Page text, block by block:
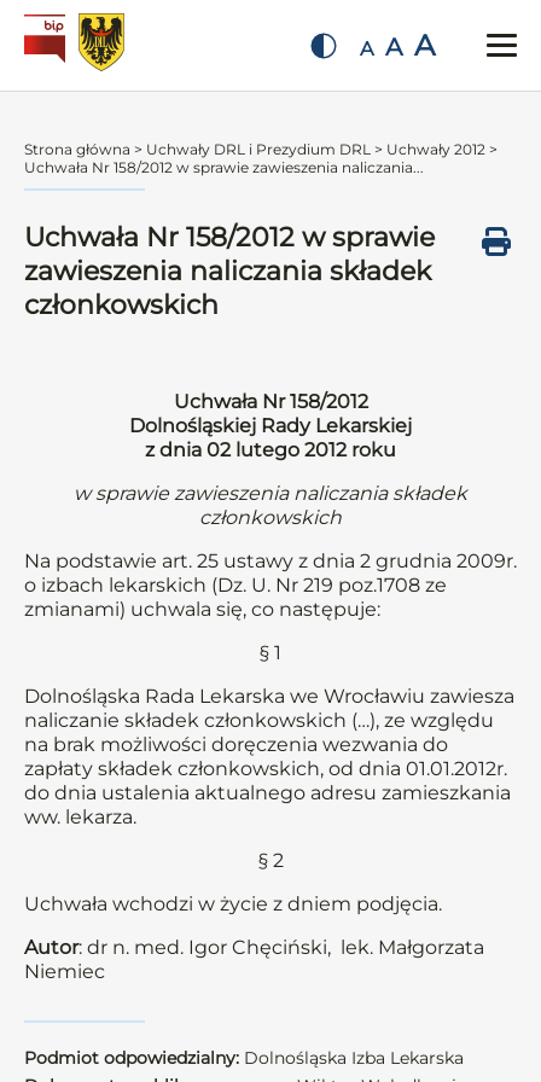
A A A
Strona główna > Uchwały DRL i Prezydium DRL > Uchwały 2012 >
Uchwała Nr 158/2012 w sprawie zawieszenia naliczania...
Uchwała Nr 158/2012 w sprawie
zawieszenia naliczania składek
członkowskich
Uchwała Nr 158/2012
Dolnośląskiej Rady Lekarskiej
z dnia 02 lutego 2012 roku
w sprawie zawieszenia naliczania składek
członkowskich
Na podstawie art. 25 ustawy z dnia 2 grudnia 2009r.
o izbach lekarskich (Dz. U. Nr 219 poz.1708 ze
zmianami) uchwala się, co następuje:
§ 1
Dolnośląska Rada Lekarska we Wrocławiu zawiesza
naliczanie składek członkowskich (…), ze względu
na brak możliwości doręczenia wezwania do
zapłaty składek członkowskich, od dnia 01.01.2012r.
do dnia ustalenia aktualnego adresu zamieszkania
ww. lekarza.
§ 2
Uchwała wchodzi w życie z dniem podjęcia.
Autor: dr n. med. Igor Chęciński, lek. Małgorzata
Niemiec
Podmiot odpowiedzialny: Dolnośląska Izba Lekarska